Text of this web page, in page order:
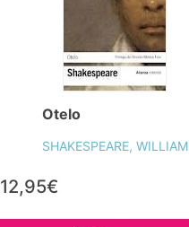
Otelo
SHAKESPEARE, WILLIAM
12,95€